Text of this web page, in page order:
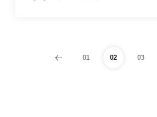
01 02 03